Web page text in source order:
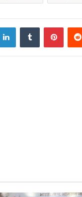
LinkedInTumblr